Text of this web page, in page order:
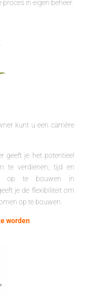
in eigen beheer.
kunt u een carrière
geeft je het potentieel
te verdienen, tijd en
op te bouwen in
je de flexibiliteit om
op te bouwen.
worden